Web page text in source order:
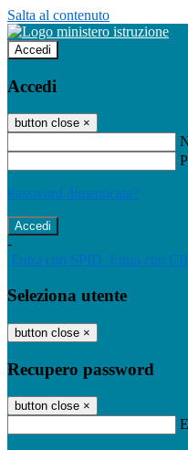
Salta al contenuto
Accedi
Accedi
button close ×
Password dimenticata?
-
Entra con SPID Entra con
Seleziona utente
button close ×
Recupero password
button close ×